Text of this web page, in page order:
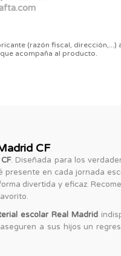
(razón fiscal,
acompaña al producto.
CF
. Diseñada para los
en cada jornada
divertida y eficaz.
escolar Real Madrid
a sus hijos un